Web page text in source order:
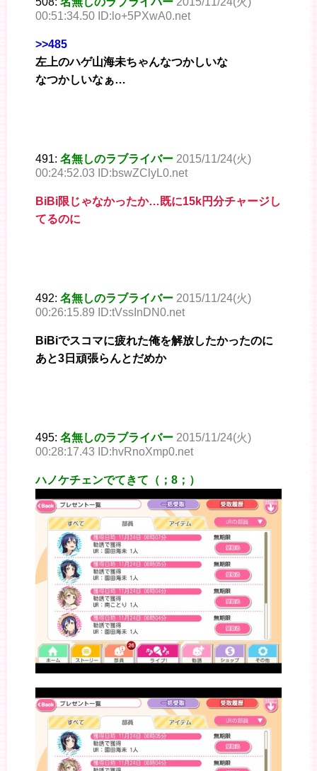
00:51:34.50 ID:lo+5PXwA0.net
>>485
左上のハゲ山海未ちゃんなつかしいな
なつかしいなぁ…
491: 名無しのラブライバー 2015/11/24(火)
00:24:52.03 ID:bswZClyL0.net
BiBi限じゃなかったか…既に15k円分チャージし
てるのに
492: 名無しのラブライバー 2015/11/24(火)
00:26:15.89 ID:tVssInDN0.net
BiBiでスコマに疲れた俺を解放したかったのに
あと3日頑張らんとだめか
495: 名無しのラブライバー 2015/11/24(火)
00:28:17.43 ID:hvRnoXmp0.net
ハノケチェンでてきて（；8；）